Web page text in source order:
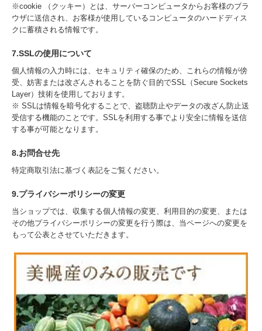
※cookie （クッキー）とは、サーバーコンピュータからお客様のブラ
ウザに送信され、お客様が使用しているコンピュータのハードディス
クに蓄積される情報です。
7.SSLの使用について
個人情報の入力時には、セキュリティ確保のため、これらの情報が傍
受、妨害または改ざんされることを防ぐ目的でSSL（Secure Sockets
Layer）技術を使用しております。
※ SSLは情報を暗号化することで、盗聴防止やデータの改ざん防止送
受信する機能のことです。SSLを利用する事でより安全に情報を送信
する事が可能となります。
8.お問合せ先
特定商取引法に基づく表記をご覧ください。
9.プライバシーポリシーの変更
当ショップでは、収集する個人情報の変更、利用目的の変更、または
その他プライバシーポリシーの変更を行う際は、当ページへの変更を
もって公表とさせていただきます。